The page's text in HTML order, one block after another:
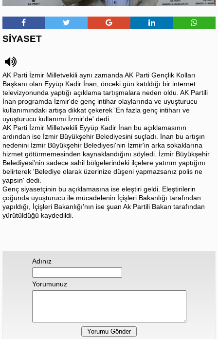
SİYASET
AK Parti İzmir Milletvekili aynı zamanda AK Parti Gençlik Kolları
Başkanı olan Eyyüp Kadir İnan, önceki gün katıldığı bir internet
televizyonunda yaptığı açıklama tartışmalara neden oldu. AK Partili
İnan programda İzmir'de genç intihar olaylarında ve uyuşturucu
kullanımındaki artışa dikkat çekerek 'En fazla genç intiharı ve
uyuşturucu kullanımı İzmir'de' dedi.
AK Parti İzmir Milletvekili Eyyüp Kadir İnan bu açıklamasının
ardından ise İzmir Büyükşehir Belediyesini suçladı. İnan bu artışın
nedenini İzmir Büyükşehir Belediyesi'nin İzmir'in arka sokaklarına
hizmet götürmemesinden kaynaklandığını söyledi. İzmir Büyükşehir
Belediyesi'nin sadece sahil bölgelerindeki ilçelere yatırım yaptığını
belirterek 'Belediye olarak üzerinize düşeni yapmazsanız polis ne
yapsın' dedi.
Genç siyasetçinin bu açıklamasına ise eleştiri geldi. Eleştirilerin
çoğunda uyuşturucu ile mücadelenin İçişleri Bakanlığı tarafından
yapıldığı, İçişleri Bakanlığı'nın ise şuan Ak Partili Bakan tarafından
yürütüldüğü kaydedildi.
Adınız
Yorumunuz